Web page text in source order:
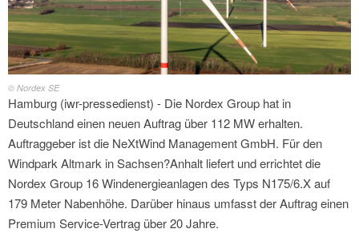
© Nordex SE
Hamburg (iwr-pressedienst) - Die Nordex Group hat in
Deutschland einen neuen Auftrag über 112 MW erhalten.
Auftraggeber ist die NeXtWind Management GmbH. Für den
Windpark Altmark in Sachsen?Anhalt liefert und errichtet die
Nordex Group 16 Windenergieanlagen des Typs N175/6.X auf
179 Meter Nabenhöhe. Darüber hinaus umfasst der Auftrag einen
Premium Service-Vertrag über 20 Jahre.